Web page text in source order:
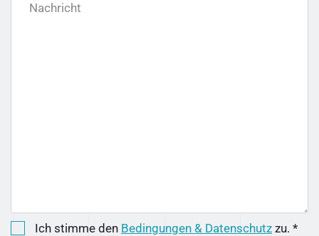
Nachricht
Ich stimme den Bedingungen & Datenschutz zu. *